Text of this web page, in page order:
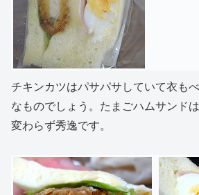
チキンカツはパサパサしていて衣も
なものでしょう。たまごハムサンド
変わらず秀逸です。